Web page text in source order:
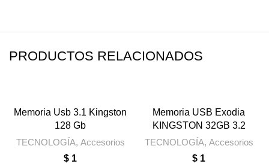
PRODUCTOS RELACIONADOS
Memoria Usb 3.1 Kingston
128 Gb
TECNOLOGÍA, Accesorios
$ 1
Memoria USB Exodia
KINGSTON 32GB 3.2
TECNOLOGÍA, Accesorios
$ 1